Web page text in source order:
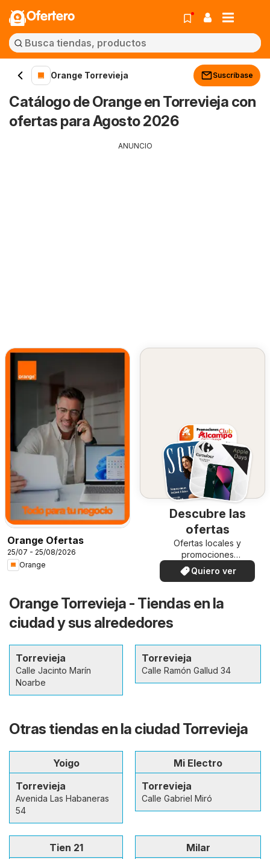
Ofertero
Orange Torrevieja Suscríbase
Catálogo de Orange en Torrevieja con
ofertas para Agosto 2026
ANUNCIO
Orange Ofertas
25/07 - 25/08/2026
Orange
Descubre las
ofertas
Ofertas locales y
promociones
especiales.
Quiero ver
Orange Torrevieja - Tiendas en la
ciudad y sus alrededores
Torrevieja
Calle Jacinto Marín
Noarbe
Torrevieja
Calle Ramón Gallud 34
Otras tiendas en la ciudad Torrevieja
Yoigo
Torrevieja
Avenida Las Habaneras
54
Mi Electro
Torrevieja
Calle Gabriel Miró
Tien 21
Milar